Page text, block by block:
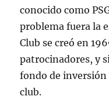
conocido como
problema fuera la
Club se creó en
patrocinadores, y
fondo de inversión
club.